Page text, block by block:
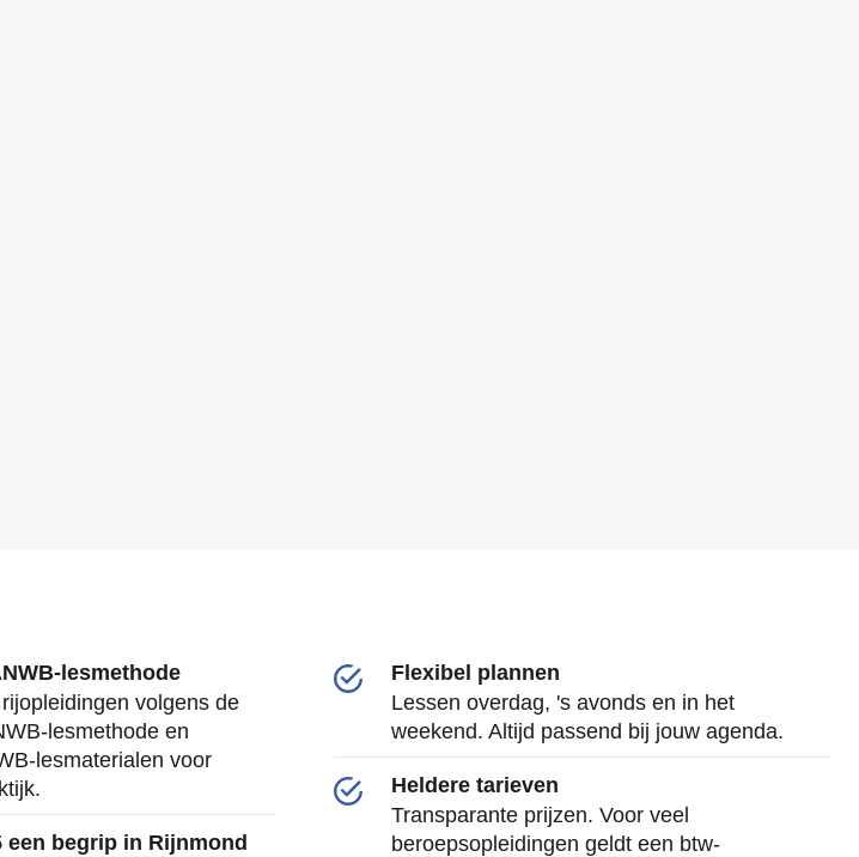
lesmethode
volgens de
lesmethode en
lesmaterialen voor
een begrip in Rijnmond
Flexibel plannen
Lessen overdag, 's avonds en in het
weekend. Altijd passend bij jouw agenda.
Heldere tarieven
Transparante prijzen. Voor veel
beroepsopleidingen geldt een btw-